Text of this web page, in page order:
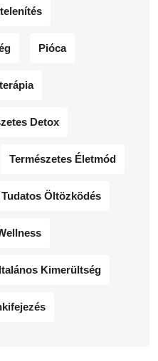
Pióca
Detox
Természetes Életmód
Tudatos Öltözködés
Kimerültség